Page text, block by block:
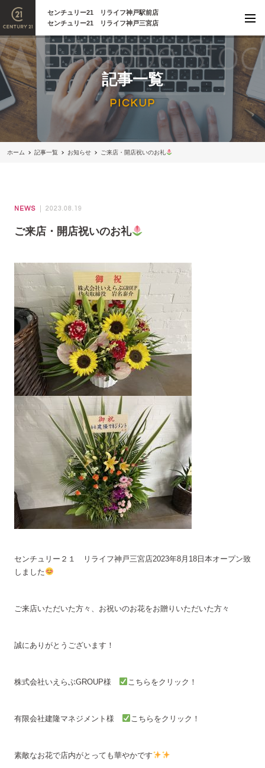
センチュリー21 リライフ神戸駅前店
センチュリー21 リライフ神戸三宮店
記事一覧
PICKUP
ホーム 記事一覧 お知らせ ご来店・開店祝いのお礼
NEWS 2023.08.19
ご来店・開店祝いのお礼
センチュリー２１ リライフ神戸三宮店2023年8月18日本オープン致
しました
ご来店いただいた方々、お祝いのお花をお贈りいただいた方々
誠にありがとうございます！
株式会社いえらぶGROUP様 こちらをクリック！
有限会社建隆マネジメント様 こちらをクリック！
素敵なお花で店内がとっても華やかです